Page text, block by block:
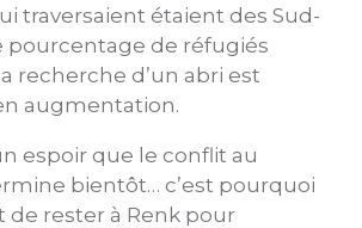
traversaient étaient des Sud-
pourcentage de réfugiés
recherche d’un abri est
augmentation.
espoir que le conflit au
bientôt… c’est pourquoi
de rester à Renk pour